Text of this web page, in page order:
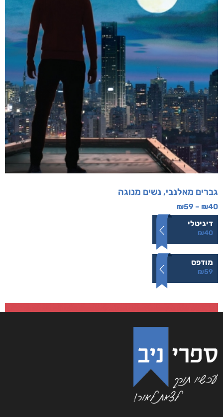
גברים מאלנבי, נשים מנוגה
₪40
–
₪59
דיגיטלי
₪40
מודפס
₪59